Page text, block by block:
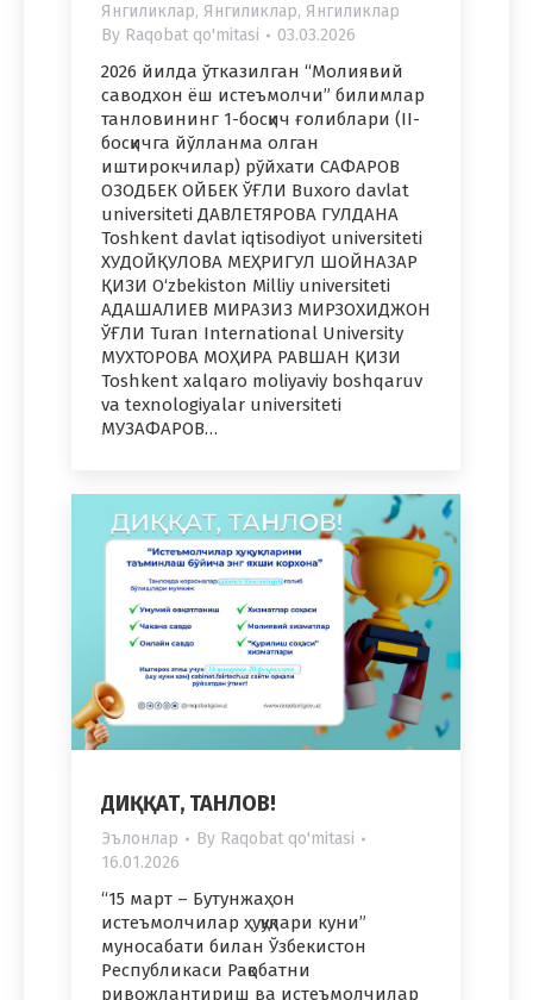
Янгиликлар, Янгиликлар, Янгиликлар
By Raqobat qo'mitasi 03.03.2026
2026 йилда ўтказилган “Молиявий
саводхон ёш истеъмолчи” билимлар
танловининг 1-босқич ғолиблари (II-
босқичга йўлланма олган
иштирокчилар) рўйхати САФАРОВ
ОЗОДБЕК ОЙБЕК ЎҒЛИ Buxoro davlat
universiteti ДАВЛЕТЯРОВА ГУЛДАНА
Toshkent davlat iqtisodiyot universiteti
ХУДОЙҚУЛОВА МЕҲРИГУЛ ШОЙНАЗАР
ҚИЗИ O‘zbekiston Milliy universiteti
АДАШАЛИЕВ МИРАЗИЗ МИРЗОХИДЖОН
ЎҒЛИ Turan International University
МУХТОРОВА МОҲИРА РАВШАН ҚИЗИ
Toshkent xalqaro moliyaviy boshqaruv
va texnologiyalar universiteti
МУЗАФАРОВ…
ДИҚҚАТ, ТАНЛОВ!
Эълонлар By Raqobat qo'mitasi
16.01.2026
“15 март – Бутунжаҳон
истеъмолчилар ҳуқуқлари куни”
муносабати билан Ўзбекистон
Республикаси Рақобатни
ривожлантириш ва истеъмолчилар